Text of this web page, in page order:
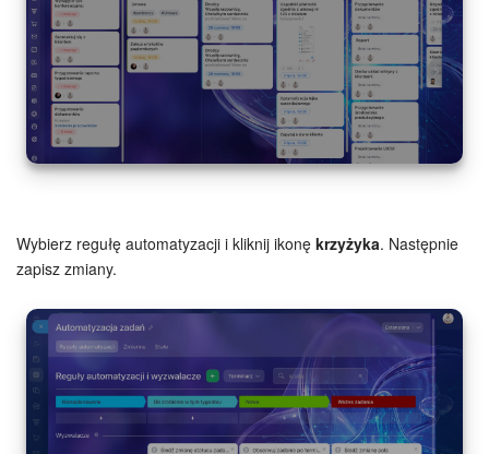
Komunikator Bitrix24
Jak zacząć
Grupy robocze
Bitrix24 Market
Strony internetowe
Automatyzacja
Marketing
Wybierz regułę automatyzacji i kliknij ikonę krzyżyka. Następnie
zapisz zmiany.